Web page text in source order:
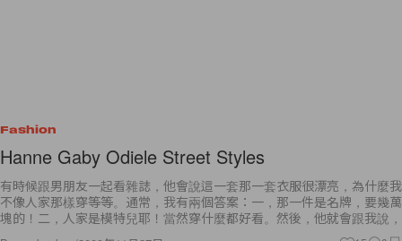
Fashion
Hanne Gaby Odiele Street Styles
有時候跟男朋友一起看雜誌，他會說這一套那一套衣服很漂亮，為什麼我
不像人家那樣穿等等。通常，我有兩個答案：一，那一件是名牌，要幾萬
塊的！二，人家是模特兒耶！當然穿什麼都好看。然後，他就會跟我說，